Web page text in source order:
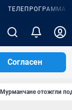
ТЕЛЕПРОГРАММА
Согласен
Мурманчане отожгли